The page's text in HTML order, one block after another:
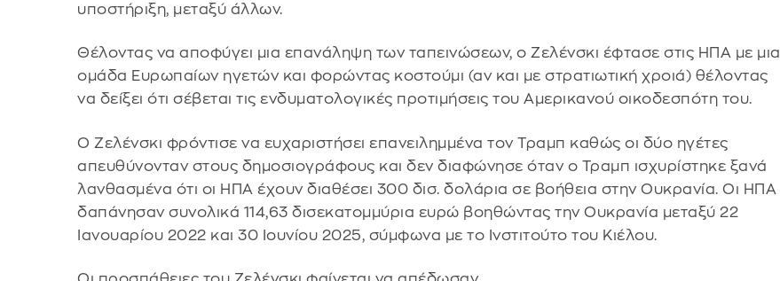
υποστήριξη, μεταξύ άλλων.
Θέλοντας να αποφύγει μια επανάληψη των ταπεινώσεων, ο Ζελένσκι έφτασε στις ΗΠΑ με μια
ομάδα Ευρωπαίων ηγετών και φορώντας κοστούμι (αν και με στρατιωτική χροιά) θέλοντας
να δείξει ότι σέβεται τις ενδυματολογικές προτιμήσεις του Αμερικανού οικοδεσπότη του.
Ο Ζελένσκι φρόντισε να ευχαριστήσει επανειλημμένα τον Τραμπ καθώς οι δύο ηγέτες
απευθύνονταν στους δημοσιογράφους και δεν διαφώνησε όταν ο Τραμπ ισχυρίστηκε ξανά
λανθασμένα ότι οι ΗΠΑ έχουν διαθέσει 300 δισ. δολάρια σε βοήθεια στην Ουκρανία. Οι ΗΠΑ
δαπάνησαν συνολικά 114,63 δισεκατομμύρια ευρώ βοηθώντας την Ουκρανία μεταξύ 22
Ιανουαρίου 2022 και 30 Ιουνίου 2025, σύμφωνα με το Ινστιτούτο του Κιέλου.